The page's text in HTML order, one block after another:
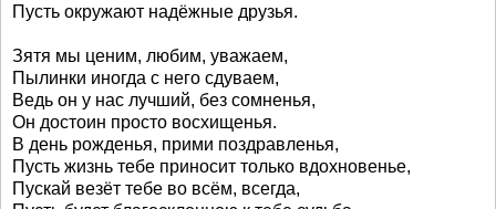
Пусть окружают надёжные друзья.
Зятя мы ценим, любим, уважаем,
Пылинки иногда с него сдуваем,
Ведь он у нас лучший, без сомненья,
Он достоин просто восхищенья.
В день рожденья, прими поздравленья,
Пусть жизнь тебе приносит только вдохновенье,
Пускай везёт тебе во всём, всегда,